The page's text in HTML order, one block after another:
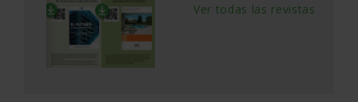
Ver todas las revistas